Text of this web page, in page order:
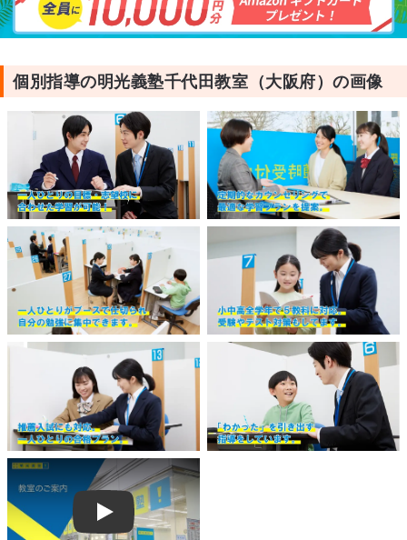
個別指導の明光義塾千代田教室（大阪府）の画像
Play